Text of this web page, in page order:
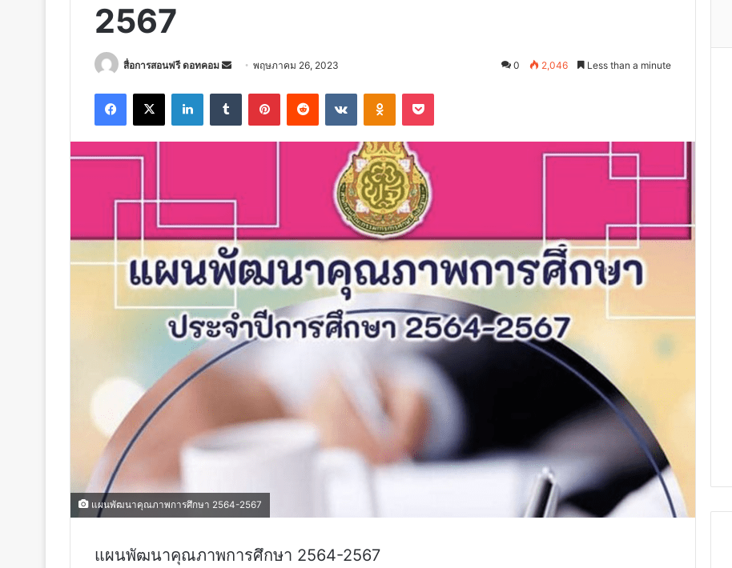
2567
สื่อการสอนฟรี ดอทคอม
Sendพฤษภาคม 26, 2023 0 2,046 Less than a minute
Facebook
X LinkedInTumblr PinterestReddit VKontakteOdnoklassniki
Pocket
แผนพัฒนาคุณภาพการศึกษา 2564-2567
แผนพัฒนาคุณภาพการศึกษา 2564-2567